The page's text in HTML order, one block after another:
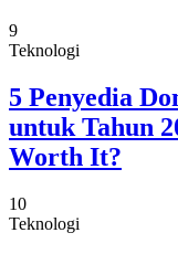
9
Teknologi
5 Penyedia
untuk Tahun
Worth It?
10
Teknologi